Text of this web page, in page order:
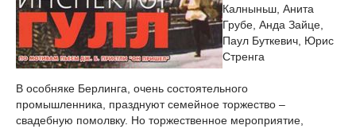
Калныньш, Анита
Грубе, Анда Зайце,
Паул Буткевич, Юрис
Стренга
В особняке Берлинга, очень состоятельного
промышленника, празднуют семейное торжество –
свадебную помолвку. Но торжественное мероприятие,